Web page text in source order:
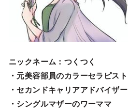
ニックネーム ：つくつく
・元美容部員のカラーセラピスト
・セカンドキャリアアドバイザー
・シングルマザーのワーママ